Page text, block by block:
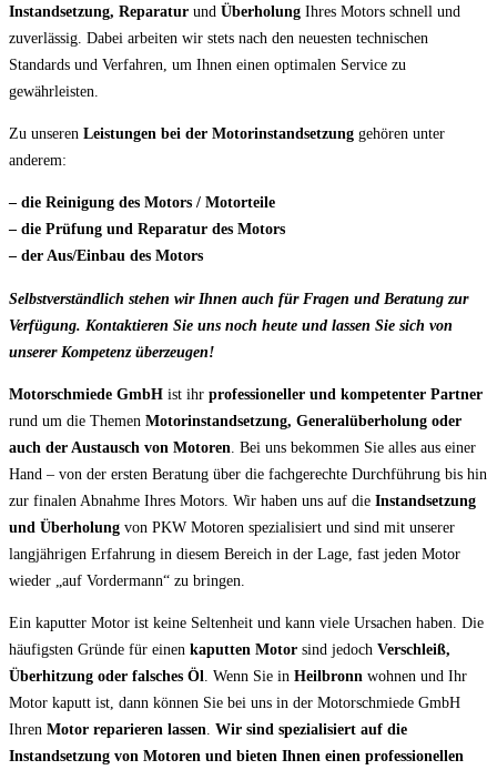
Instandsetzung, Reparatur und Überholung Ihres Motors schnell und
zuverlässig. Dabei arbeiten wir stets nach den neuesten technischen
Standards und Verfahren, um Ihnen einen optimalen Service zu
gewährleisten.
Zu unseren Leistungen bei der Motorinstandsetzung gehören unter
anderem:
– die Reinigung des Motors / Motorteile
– die Prüfung und Reparatur des Motors
– der Aus/Einbau des Motors
Selbstverständlich stehen wir Ihnen auch für Fragen und Beratung zur
Verfügung. Kontaktieren Sie uns noch heute und lassen Sie sich von
unserer Kompetenz überzeugen!
Motorschmiede GmbH ist ihr professioneller und kompetenter Partner
rund um die Themen Motorinstandsetzung, Generalüberholung oder
auch der Austausch von Motoren . Bei uns bekommen Sie alles aus einer
Hand – von der ersten Beratung über die fachgerechte Durchführung bis hin
zur finalen Abnahme Ihres Motors. Wir haben uns auf die Instandsetzung
und Überholung von PKW Motoren spezialisiert und sind mit unserer
langjährigen Erfahrung in diesem Bereich in der Lage, fast jeden Motor
wieder „auf Vordermann“ zu bringen.
Ein kaputter Motor ist keine Seltenheit und kann viele Ursachen haben. Die
häufigsten Gründe für einen kaputten Motor sind jedoch Verschleiß,
Überhitzung oder falsches Öl. Wenn Sie in Heilbronn wohnen und Ihr
Motor kaputt ist, dann können Sie bei uns in der Motorschmiede GmbH
Ihren Motor reparieren lassen. Wir sind spezialisiert auf die
Instandsetzung von Motoren und bieten Ihnen einen professionellen